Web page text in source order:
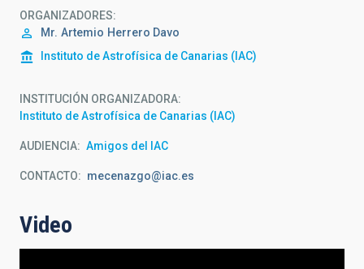
ORGANIZADORES
Mr. Artemio Herrero Davo
Instituto de Astrofísica de Canarias (IAC)
INSTITUCIÓN ORGANIZADORA
Instituto de Astrofísica de Canarias (IAC)
AUDIENCIA Amigos del IAC
CONTACTO mecenazgo@iac.es
Video